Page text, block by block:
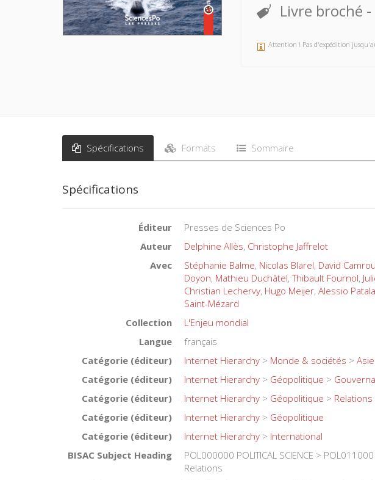
Livre broché -
Attention ! Pas d'expédition
Spécifications Formats Sommaire
Spécifications
Éditeur
Presses de Sciences Po
Auteur
Delphine Allès, Christophe Jaffrelot
Avec
Stéphanie Balme, Nicolas Blarel, David
Doyon, Mathieu Duchâtel,Thibault Fournol,
Christian Lechervy, Hugo Meijer, Alessio
Saint-Mézard
Collection
L'Enjeu mondial
Langue
français
Catégorie (éditeur)
Internet Hierarchy > Monde & sociétés > Asie
Catégorie (éditeur)
Internet Hierarchy > Géopolitique >
Catégorie (éditeur)
Internet Hierarchy > Géopolitique >
Catégorie (éditeur)
Internet Hierarchy > Géopolitique
Catégorie (éditeur)
Internet Hierarchy > International
BISAC Subject Heading
POL000000 POLITICAL SCIENCE >
Relations